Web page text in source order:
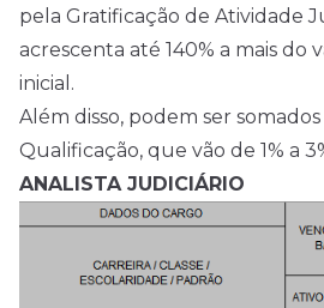
pela Gratificação de Atividade
acrescenta até 140% a mais do
inicial.
Além disso, podem ser somados
Qualificação, que vão de 1% a
ANALISTA JUDICIÁRIO